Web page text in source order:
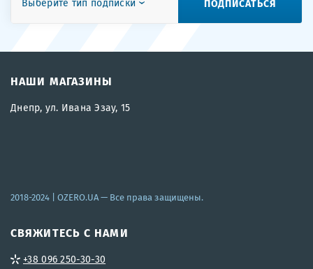
НАШИ МАГАЗИНЫ
Днепр, ул. Ивана Эзау, 15
2018-2024 | OZERO.UA— Все права защищены.
СВЯЖИТЕСЬ С НАМИ
+38 096 250-30-30